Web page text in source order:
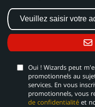
Oui ! Wizards peut
promotionnels au
services. En vous
promotionnels, vous
de confidentialité et